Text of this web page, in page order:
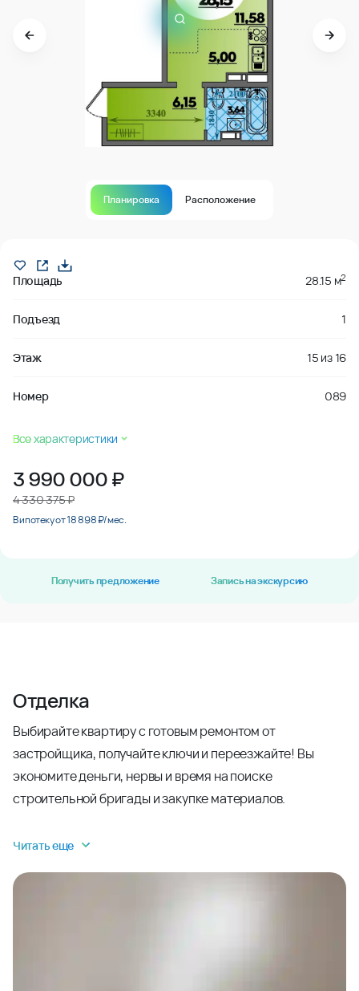
Планировка Расположение
Площадь 28.15 м2
Подъезд 1
Этаж 15 из16
Номер 089
Все характеристики
3 990 000₽
4 330 375 ₽
В ипотеку от 18 898 ₽/мес.
Получить предложение Запись на экскурсию
Отделка
Выбирайте квартиру с готовым ремонтом от
застройщика, получайте ключи и переезжайте! Вы
экономите деньги, нервы и время на поиске
строительной бригады и закупке материалов.
Читать еще